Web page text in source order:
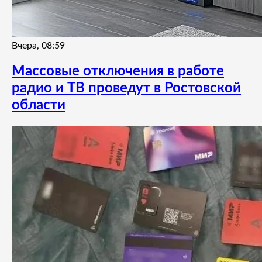
Вчера, 08:59
Массовые отключения в работе
радио и ТВ проведут в Ростовской
области